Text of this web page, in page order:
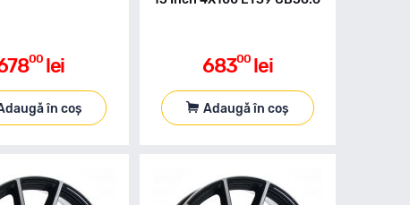
00 lei
în coș
68300 lei
Adaugă în coș